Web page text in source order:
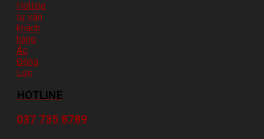
HOTLINE
037 735 8789